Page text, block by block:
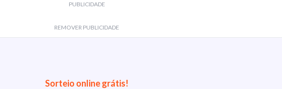
PUBLICIDADE
REMOVER PUBLICIDADE
Sorteio online grátis!